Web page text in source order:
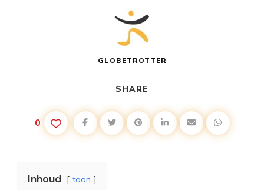
GLOBETROTTER
SHARE
0
Inhoud toon